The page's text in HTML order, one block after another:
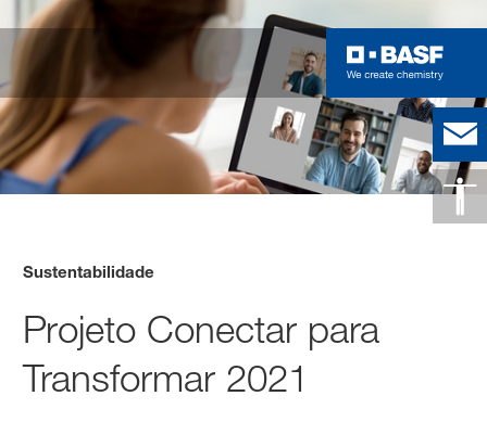
Sustentabilidade
Projeto Conectar para
Transformar 2021